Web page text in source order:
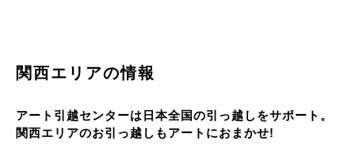
消しました。
とする農産品で、特に丹波栗は日本書紀にも記され
関西エリアの情報
アート引越センターは日本全国の引っ越しをサポート。
関西エリアのお引っ越しもアートにおまかせ!